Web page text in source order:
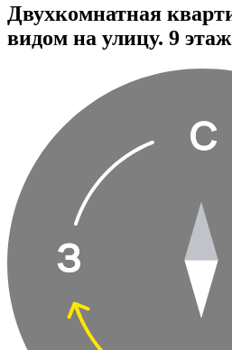
Двухкомнатная
видом на улицу. 9